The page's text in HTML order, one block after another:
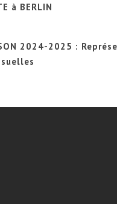
à BERLIN
2024-2025 :